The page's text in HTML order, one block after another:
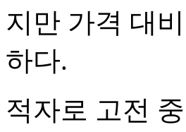
지만 가격 대
하다.
적자로 고전